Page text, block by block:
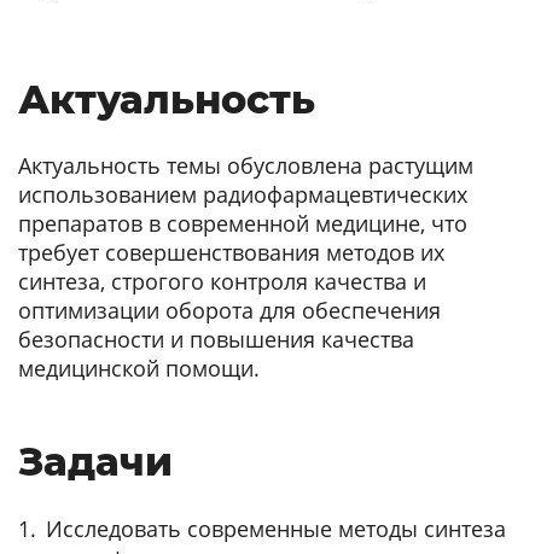
Актуальность
Актуальность темы обусловлена растущим
использованием радиофармацевтических
препаратов в современной медицине, что
требует совершенствования методов их
синтеза, строгого контроля качества и
оптимизации оборота для обеспечения
безопасности и повышения качества
медицинской помощи.
Задачи
Исследовать современные методы синтеза